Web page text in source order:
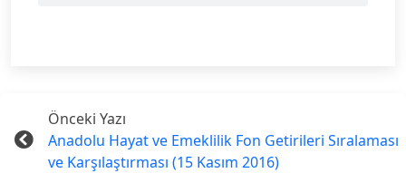
Önceki Yazı
Anadolu Hayat ve Emeklilik Fon Getirileri Sıralaması
ve Karşılaştırması (15 Kasım 2016)